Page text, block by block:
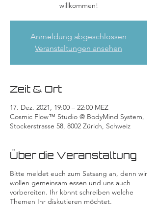
willkommen!
Anmeldung abgeschlossen
Veranstaltungen ansehen
Zeit & Ort
17. Dez. 2021, 19:00 – 22:00 MEZ
Cosmic Flow™ Studio @ BodyMind System,
Stockerstrasse 58, 8002 Zürich, Schweiz
Über die Veranstaltung
Bitte meldet euch zum Satsang an, denn wir
wollen gemeinsam essen und uns auch
vorbereiten. Ihr könnt schreiben welche
Themen Ihr diskutieren möchtet.